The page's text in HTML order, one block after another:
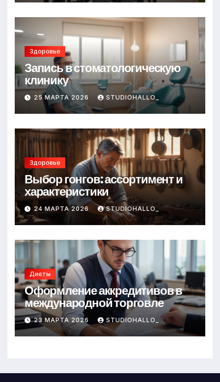
Здоровье
Запись в стоматологическую
клинику
25 МАРТА 2026 STUDIOHALLO_
Здоровье
Выбор гонгов: ассортимент и
характеристики
24 МАРТА 2026 STUDIOHALLO_
Диеты
Оформление аккредитивов в
международной торговле
23 МАРТА 2026 STUDIOHALLO_